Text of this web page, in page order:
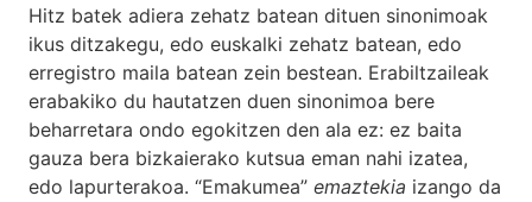
Hitz batek adiera zehatz batean dituen sinonimoak
ikus ditzakegu, edo euskalki zehatz batean, edo
erregistro maila batean zein bestean. Erabiltzaileak
erabakiko du hautatzen duen sinonimoa bere
beharretara ondo egokitzen den ala ez: ez baita
gauza bera bizkaierako kutsua eman nahi izatea,
edo lapurterakoa. “Emakumea” emaztekia izango da